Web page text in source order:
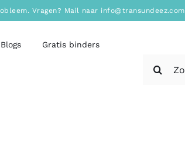
Vragen? Mail naar info@transundeez.com
Blogs Gratis binders
naar: